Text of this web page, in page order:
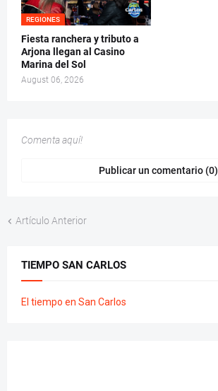
REGIONES
Fiesta ranchera y tributo a
Arjona llegan al Casino
Marina del Sol
August 06, 2026
Comenta aquí!
Publicar un comentario (0)
Artículo Anterior
TIEMPO SAN CARLOS
El tiempo en San Carlos